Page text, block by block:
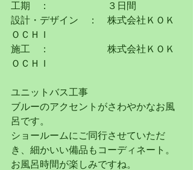
工期　：　　　　　　３日間
設計・デザイン　：　株式会社ＫＯＫ
ＯＣＨＩ
施工　：　　　　　　株式会社ＫＯＫ
ＯＣＨＩ
ユニットバス工事
ブルーのアクセントがさわやかなお風
呂です。
ショールームにご同行させていただ
き、細かいい備品もコーディネート。
お風呂時間が楽しみですね。